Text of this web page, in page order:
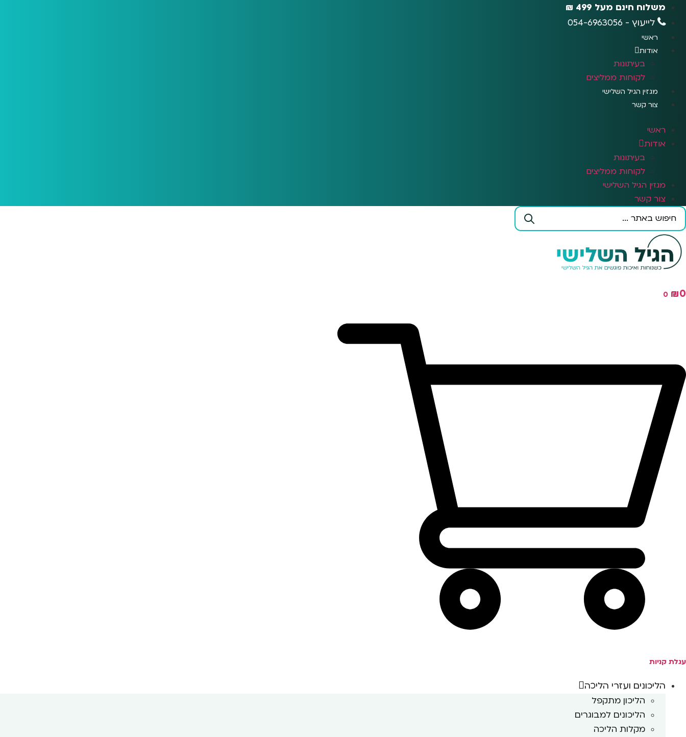
משלוח חינם מעל 499 ₪
לייעוץ - 054-6963056
ראשי
אודות
בעיתונות
לקוחות ממליצים
מגזין הגיל השלישי
צור קשר
ראשי
אודות
בעיתונות
לקוחות ממליצים
מגזין הגיל השלישי
צור קשר
Search
₪0
0
עגלת קניות
הליכונים ועזרי הליכה
הליכון מתקפל
הליכונים למבוגרים
מקלות הליכה